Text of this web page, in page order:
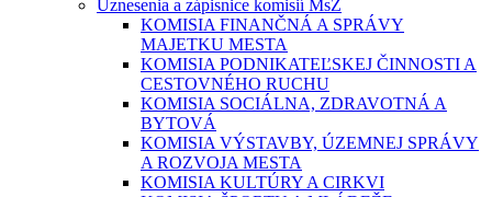
Uznesenia a zápisnice komisií MsZ
KOMISIA FINANČNÁ A SPRÁVY
MAJETKU MESTA
KOMISIA PODNIKATEĽSKEJ ČINNOSTI A
CESTOVNÉHO RUCHU
KOMISIA SOCIÁLNA, ZDRAVOTNÁ A
BYTOVÁ
KOMISIA VÝSTAVBY, ÚZEMNEJ SPRÁVY
A ROZVOJA MESTA
KOMISIA KULTÚRY A CIRKVI